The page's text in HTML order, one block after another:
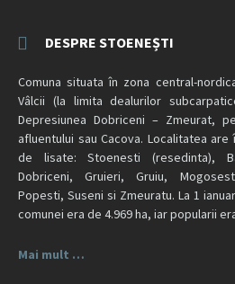
DESPRE STOENEȘTI
Comuna situata în zona central-
Vâlcii (la limita dealurilor
Depresiunea Dobriceni – Zmeurat,
afluentului sau Cacova. Localitatea
de lisate: Stoenesti (resedinta),
Dobriceni, Gruieri, Gruiu,
Popesti, Suseni si Zmeuratu. La 1
comunei era de 4.969 ha, iar popularii
Mai mult …